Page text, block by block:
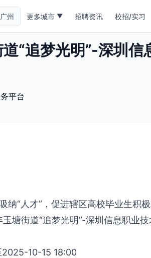
广州 更多城市 ▼ 招聘资讯 校招/实习
“追梦光明”-深圳信
平台
纳“人才”，促进辖区高校毕业生积
塘街道“追梦光明”-深圳信息职业技
10-15 18:00